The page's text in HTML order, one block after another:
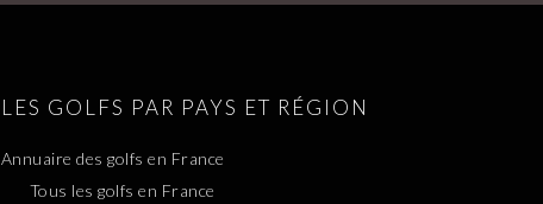
LES GOLFS PAR PAYS ET RÉGION
Annuaire des golfs en France
Tous les golfs en France